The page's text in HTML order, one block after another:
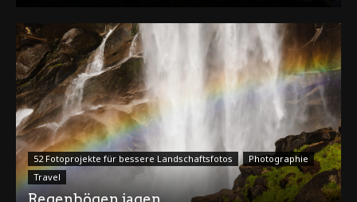
52 Fotoprojekte für bessere Landschaftsfotos
Photographie
Travel